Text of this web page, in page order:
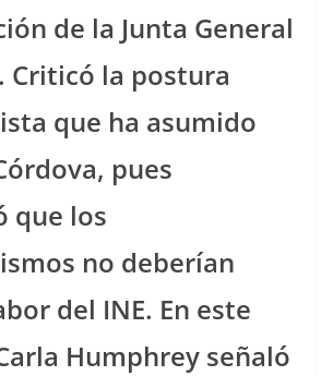
de la Junta General
Criticó la postura
que ha asumido
pues
que los
no deberían
del INE. En este
Humphrey señaló